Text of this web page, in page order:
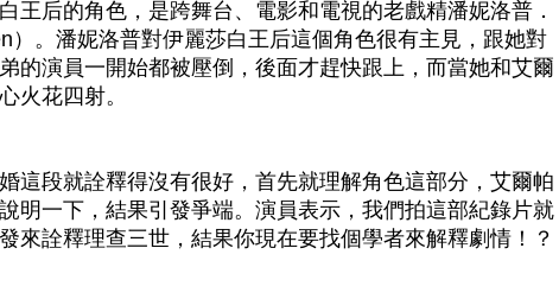
王后的角色，是跨舞台、電影和電視的老戲精潘妮洛普．
）。潘妮洛普對伊麗莎白王后這個角色很有主見，跟她對
的演員一開始都被壓倒，後面才趕快跟上，而當她和艾爾
火花四射。
這段就詮釋得沒有很好，首先就理解角色這部分，艾爾帕
明一下，結果引發爭端。演員表示，我們拍這部紀錄片就
來詮釋理查三世，結果你現在要找個學者來解釋劇情！？